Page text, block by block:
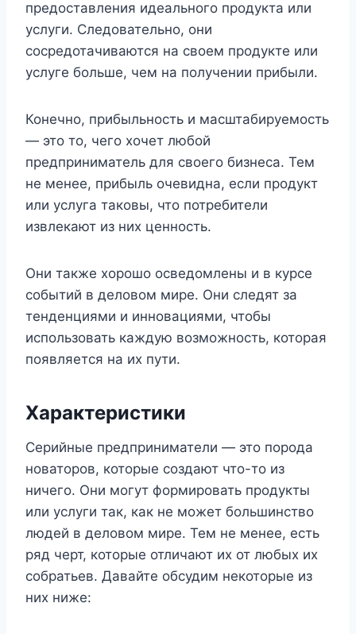
предоставления идеального продукта или
услуги. Следовательно, они
сосредотачиваются на своем продукте или
услуге больше, чем на получении прибыли.
Конечно, прибыльность и масштабируемость
— это то, чего хочет любой
предприниматель для своего бизнеса. Тем
не менее, прибыль очевидна, если продукт
или услуга таковы, что потребители
извлекают из них ценность.
Они также хорошо осведомлены и в курсе
событий в деловом мире. Они следят за
тенденциями и инновациями, чтобы
использовать каждую возможность, которая
появляется на их пути.
Характеристики
Серийные предприниматели — это порода
новаторов, которые создают что-то из
ничего. Они могут формировать продукты
или услуги так, как не может большинство
людей в деловом мире. Тем не менее, есть
ряд черт, которые отличают их от любых их
собратьев. Давайте обсудим некоторые из
них ниже: